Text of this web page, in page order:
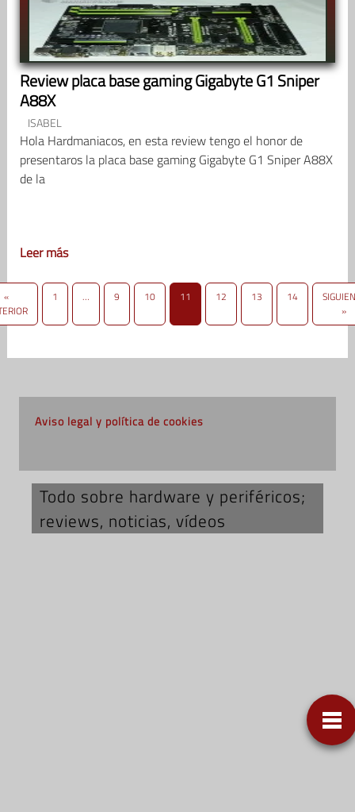
Review placa base gaming Gigabyte G1 Sniper
A88X
ISABEL
Hola Hardmaniacos, en esta review tengo el honor de
presentaros la placa base gaming Gigabyte G1 Sniper A88X
de la
Leer más
«
1 … 9 10 11 12 13 14
»
Aviso legal y política de cookies
Todo sobre hardware y periféricos;
reviews, noticias, vídeos